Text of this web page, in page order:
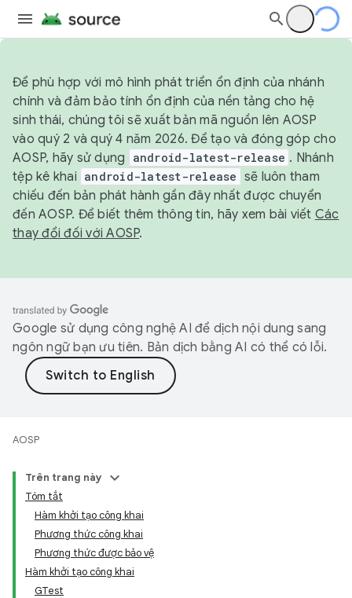
Để phù hợp với mô hình phát triển ổn định của nhánh
chính và đảm bảo tính ổn định của nền tảng cho hệ
sinh thái, chúng tôi sẽ xuất bản mã nguồn lên AOSP
vào quý 2 và quý 4 năm 2026. Để tạo và đóng góp cho
AOSP, hãy sử dụng
android-latest-release . Nhánh
tệp kê khai android-latest-release sẽ luôn tham
chiếu đến bản phát hành gần đây nhất được chuyển
đến AOSP. Để biết thêm thông tin, hãy xem bài viết Các
thay đổi đối với AOSP.
Google sử dụng công nghệ AI để dịch nội dung sang
ngôn ngữ bạn ưu tiên. Bản dịch bằng AI có thể có lỗi.
AOSP
Trên trang này
Tóm tắt
Hàm khởi tạo công khai
Phương thức công khai
Phương thức được bảo vệ
Hàm khởi tạo công khai
GTest